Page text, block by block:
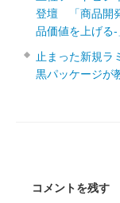
登壇 「商品開
品価値を上げる‐
止まった新規ラ
黒パッケージが
コメントを残す